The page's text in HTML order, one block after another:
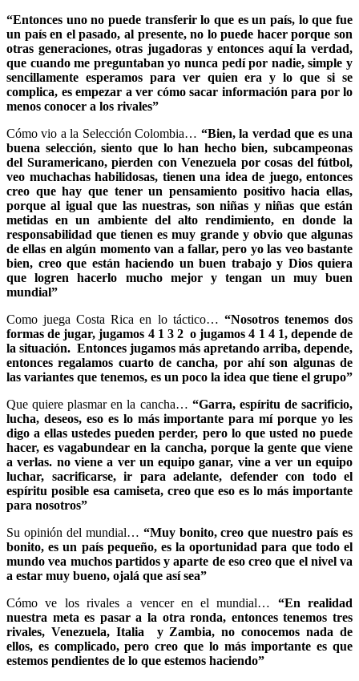
“Entonces uno no puede transferir lo que es un país, lo que fue
un país en el pasado, al presente, no lo puede hacer porque son
otras generaciones, otras jugadoras y entonces aquí la verdad,
que cuando me preguntaban yo nunca pedí por nadie, simple y
sencillamente esperamos para ver quien era y lo que si se
complica, es empezar a ver cómo sacar información para por lo
menos conocer a los rivales”
Cómo vio a la Selección Colombia… “Bien, la verdad que es una
buena selección, siento que lo han hecho bien, subcampeonas
del Suramericano, pierden con Venezuela por cosas del fútbol,
veo muchachas habilidosas, tienen una idea de juego, entonces
creo que hay que tener un pensamiento positivo hacia ellas,
porque al igual que las nuestras, son niñas y niñas que están
metidas en un ambiente del alto rendimiento, en donde la
responsabilidad que tienen es muy grande y obvio que algunas
de ellas en algún momento van a fallar, pero yo las veo bastante
bien, creo que están haciendo un buen trabajo y Dios quiera
que logren hacerlo mucho mejor y tengan un muy buen
mundial”
Como juega Costa Rica en lo táctico… “Nosotros tenemos dos
formas de jugar, jugamos 4 1 3 2 o jugamos 4 1 4 1, depende de
la situación. Entonces jugamos más apretando arriba, depende,
entonces regalamos cuarto de cancha, por ahí son algunas de
las variantes que tenemos, es un poco la idea que tiene el grupo”
Que quiere plasmar en la cancha… “Garra, espíritu de sacrificio,
lucha, deseos, eso es lo más importante para mí porque yo les
digo a ellas ustedes pueden perder, pero lo que usted no puede
hacer, es vagabundear en la cancha, porque la gente que viene
a verlas. no viene a ver un equipo ganar, vine a ver un equipo
luchar, sacrificarse, ir para adelante, defender con todo el
espíritu posible esa camiseta, creo que eso es lo más importante
para nosotros”
Su opinión del mundial… “Muy bonito, creo que nuestro país es
bonito, es un país pequeño, es la oportunidad para que todo el
mundo vea muchos partidos y aparte de eso creo que el nivel va
a estar muy bueno, ojalá que así sea”
Cómo ve los rivales a vencer en el mundial… “En realidad
nuestra meta es pasar a la otra ronda, entonces tenemos tres
rivales, Venezuela, Italia y Zambia, no conocemos nada de
ellos, es complicado, pero creo que lo más importante es que
estemos pendientes de lo que estemos haciendo”